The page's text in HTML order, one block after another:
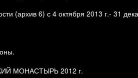
(архив 6) с 4 октября 2013 г.- 31
МОНАСТЫРЬ 2012 г.